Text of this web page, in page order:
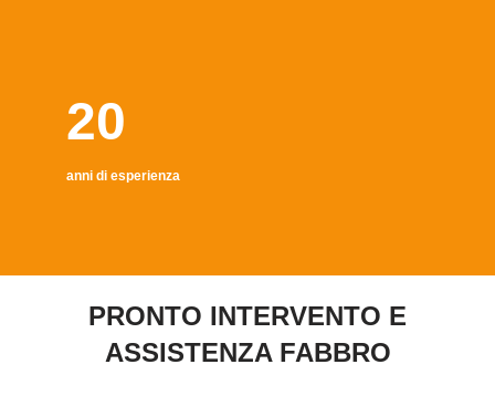
20
anni di esperienza
PRONTO INTERVENTO E
ASSISTENZA FABBRO